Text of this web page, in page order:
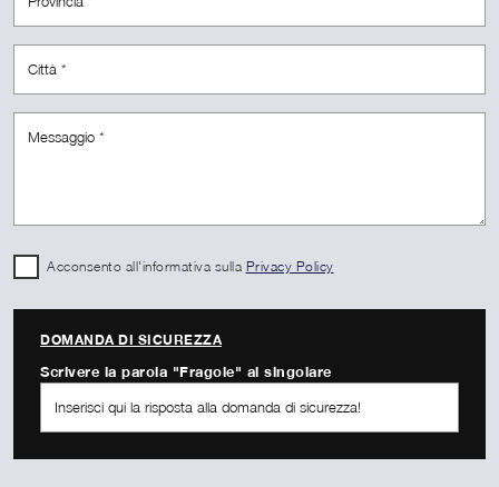
Acconsento all'informativa sulla Privacy Policy
DOMANDA DI SICUREZZA
Scrivere la parola "Fragole" al singolare